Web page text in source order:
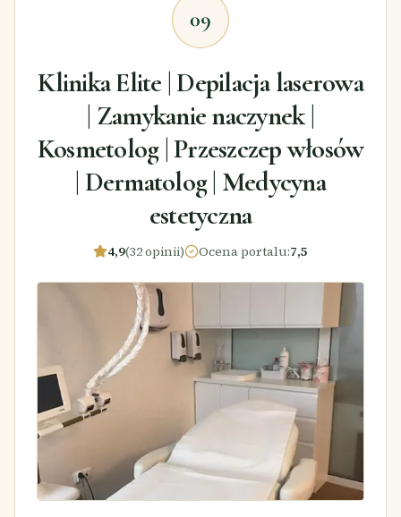
09
Klinika Elite | Depilacja laserowa
| Zamykanie naczynek |
Kosmetolog | Przeszczep włosów
| Dermatolog | Medycyna
estetyczna
4,9(32 opinii) Ocena portalu:7,5